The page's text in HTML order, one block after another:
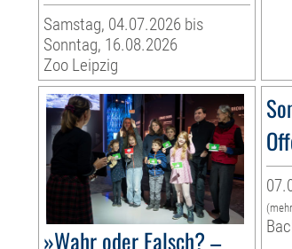
Samstag, 04.07.2026 bis
Sonntag, 16.08.2026
Zoo Leipzig
»Wahr oder Falsch? –